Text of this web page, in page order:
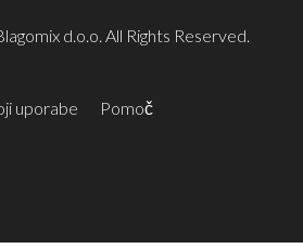
d.o.o. All Rights Reserved.
uporabe Pomoč